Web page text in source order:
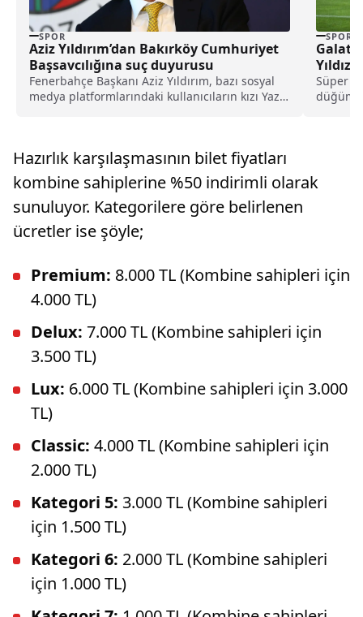
SPOR
Aziz Yıldırım’dan Bakırköy Cumhuriyet
Başsavcılığına suç duyurusu
Fenerbahçe Başkanı Aziz Yıldırım, bazı sosyal
medya platformlarındaki kullanıcıların kızı Yaz
SPOR
Süper
Hazırlık karşılaşmasının bilet fiyatları
kombine sahiplerine %50 indirimli olarak
sunuluyor. Kategorilere göre belirlenen
ücretler ise şöyle;
Premium: 8.000 TL (Kombine sahipleri için
4.000 TL)
Delux: 7.000 TL (Kombine sahipleri için
3.500 TL)
Lux: 6.000 TL (Kombine sahipleri için 3.000
TL)
Classic: 4.000 TL (Kombine sahipleri için
2.000 TL)
Kategori 5: 3.000 TL (Kombine sahipleri
için 1.500 TL)
Kategori 6: 2.000 TL (Kombine sahipleri
için 1.000 TL)